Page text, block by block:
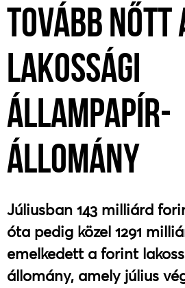
TOVÁBB NŐTT
LAKOSSÁGI
ÁLLAMPAPÍR-
ÁLLOMÁNY
Júliusban 143 milliárd
óta pedig közel 1291
emelkedett a forint
állomány, amely július